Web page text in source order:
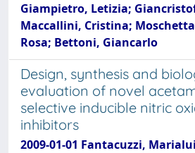
Giampietro, Letizia;
Maccallini, Cristina;
Rosa; Bettoni, Giancarlo
Design, synthesis and
evaluation of novel
selective inducible nitric
inhibitors
2009-01-01 Fantacuzzi,